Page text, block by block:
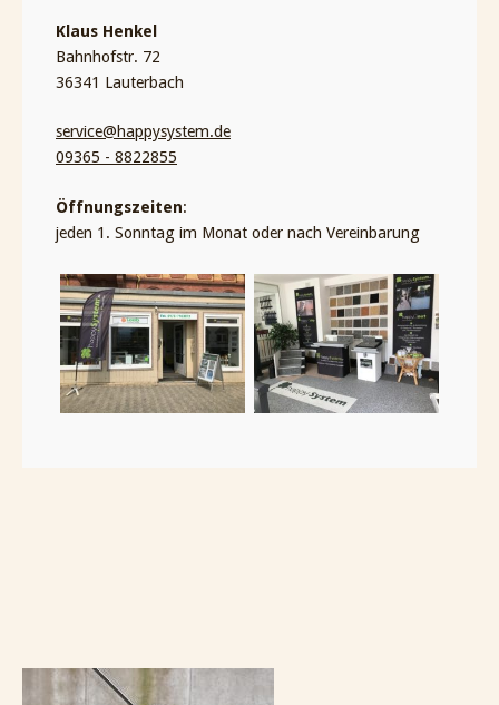
Klaus Henkel
Bahnhofstr. 72
36341 Lauterbach
service@happysystem.de
09365 - 8822855
Öffnungszeiten:
jeden 1. Sonntag im Monat oder nach Vereinbarung